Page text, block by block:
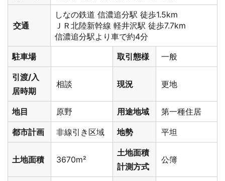
交通
しなの鉄道 信濃追分駅 徒歩1.5km
ＪＲ北陸新幹線 軽井沢駅 徒歩7.7km
信濃追分駅より車で約4分
駐車場
取引態様 一般
引渡/入
居時期
相談 現況 更地
地目 原野 用途地域 第一種住居
都市計画 非線引き区域 地勢 平坦
土地面積 3670m²
土地面積
計測方式
公簿